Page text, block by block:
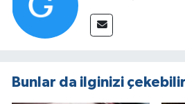
Bunlar da ilginizi çekebilir